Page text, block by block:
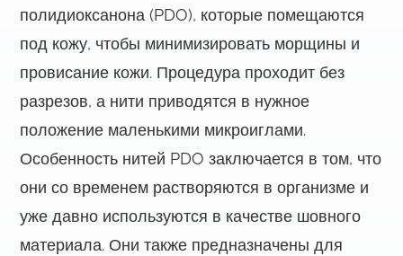
полидиоксанона (PDO), которые помещаются
под кожу, чтобы минимизировать морщины и
провисание кожи. Процедура проходит без
разрезов, а нити приводятся в нужное
положение маленькими микроиглами.
Особенность нитей PDO заключается в том, что
они со временем растворяются в организме и
уже давно используются в качестве шовного
материала. Они также предназначены для